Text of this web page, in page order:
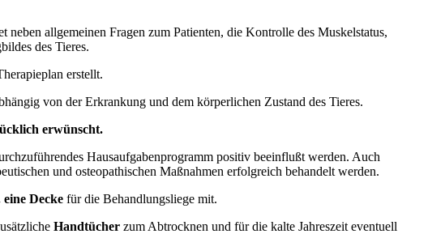
allgemeinen Fragen zum Patienten, die Kontrolle des Muskelstatus,
des Tieres.
erstellt.
von der Erkrankung und dem körperlichen Zustand des Tieres.
erwünscht.
Hausaufgabenprogramm positiv beeinflußt werden. Auch
und osteopathischen Maßnahmen erfolgreich behandelt werden.
Decke für die Behandlungsliege mit.
Handtücher zum Abtrocknen und für die kalte Jahreszeit eventuell